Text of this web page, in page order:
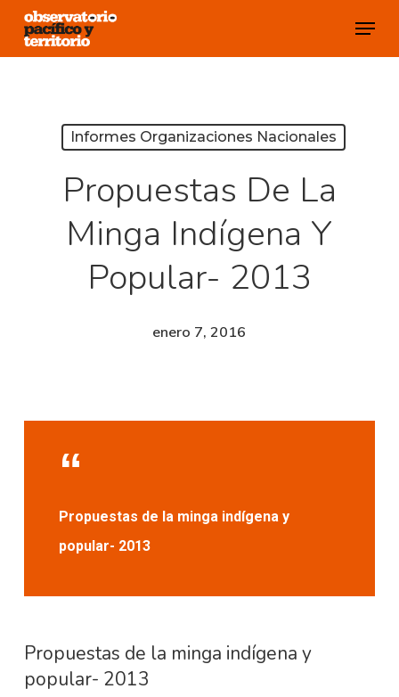
Skip
Menu
Informes Organizaciones Nacionales
Propuestas De La
Minga Indígena Y
Popular- 2013
enero 7, 2016
Propuestas de la minga indígena y
popular- 2013
Propuestas de la minga indígena y
popular- 2013
Close